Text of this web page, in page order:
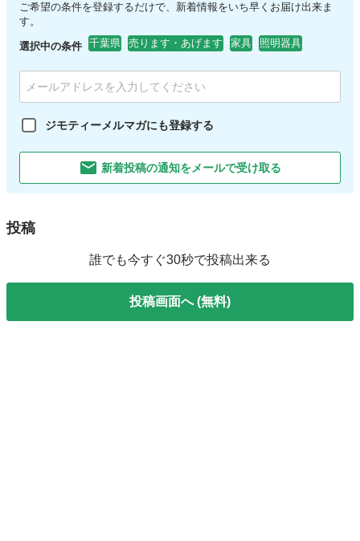
ご希望の条件を登録するだけで、新着情報をいち早くお届け出来ま
す。
選択中の条件 千葉県 売ります・あげます 家具 照明器具
ジモティーメルマガにも登録する
新着投稿の通知をメールで受け取る
投稿
誰でも今すぐ30秒で投稿出来る
投稿画面へ (無料)